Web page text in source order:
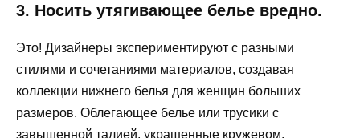
3. Носить утягивающее белье вредно.
Это! Дизайнеры экспериментируют с разными
стилями и сочетаниями материалов, создавая
коллекции нижнего белья для женщин больших
размеров. Облегающее белье или трусики с
завышенной талией, украшенные кружевом,